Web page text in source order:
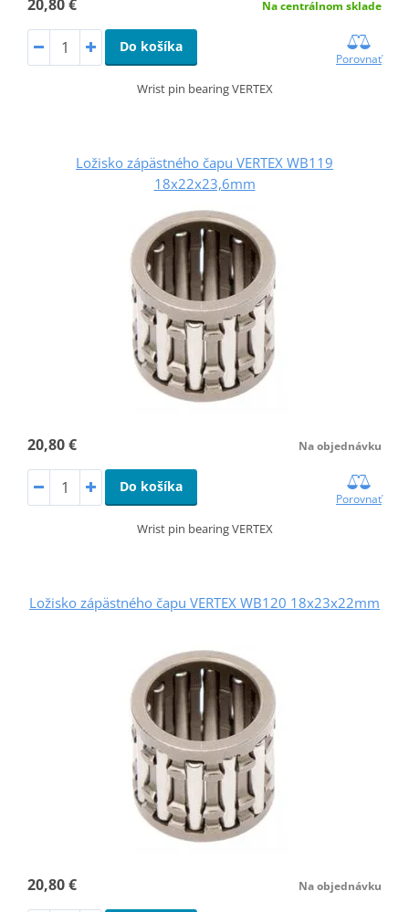
20,80 € Na centrálnom sklade
Do košíka
Porovnať
Wrist pin bearing VERTEX
Ložisko zápästného čapu VERTEX WB119
18x22x23,6mm
20,80 € Na objednávku
Do košíka
Porovnať
Wrist pin bearing VERTEX
Ložisko zápästného čapu VERTEX WB120 18x23x22mm
20,80 € Na objednávku